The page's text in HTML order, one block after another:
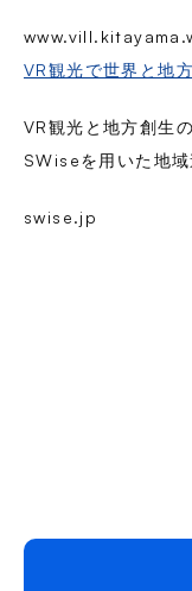
VR観光で世界と地
VR観光と地方創生
SWiseを用いた地域
swise.jp